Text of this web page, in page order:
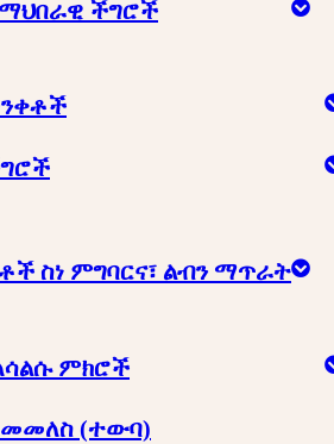
ችግሮች
ስነ ምግባርና፣ ልብን ማጥራት
ምክሮች
መመለስ (ተውባ)